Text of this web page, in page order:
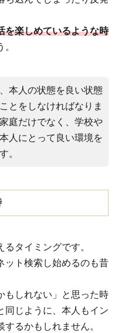
を楽しめているような時
本人の状態を良い状態
とをしなければなりま
庭だけでなく、学校や
人にとって良い環境を
。
るタイミングです。
ット検索し始めるのも昔
もしれない」と思った時
同じように、本人もイン
るかもしれません。